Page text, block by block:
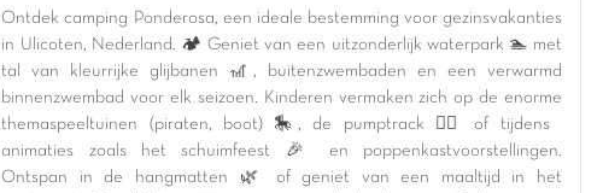
Ontdek camping Ponderosa, een ideale bestemming voor gezinsvakanties
in Ulicoten, Nederland. 🏕️ Geniet van een uitzonderlijk waterpark 🏊 met
tal van kleurrijke glijbanen 🎢, buitenzwembaden en een verwarmd
binnenzwembad voor elk seizoen. Kinderen vermaken zich op de enorme
themaspeeltuinen (piraten, boot) 🎠, de pumptrack 🚴‍♂️ of tijdens
animaties zoals het schuimfeest 🎉 en poppenkastvoorstellingen.
Ontspan in de hangmatten 🌿 of geniet van een maaltijd in het